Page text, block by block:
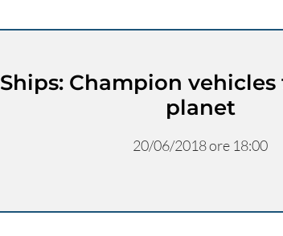
Ships: Champion
planet
20/06/2018 ore 18:00